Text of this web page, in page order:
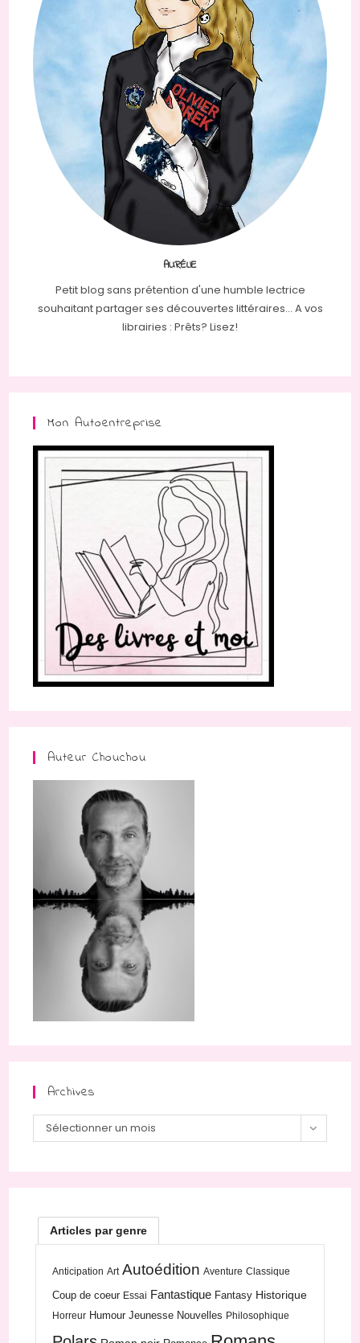
AURÉLIE
Petit blog sans prétention d'une humble lectrice
souhaitant partager ses découvertes littéraires... A vos
librairies : Prêts? Lisez!
Mon Autoentreprise
Auteur Chouchou
Archives
Archives
Sélectionner un mois
Articles par genre
Anticipation Art Autoédition Aventure Classique
Coup de coeur Essai Fantastique Fantasy Historique
Horreur Humour Jeunesse Nouvelles Philosophique